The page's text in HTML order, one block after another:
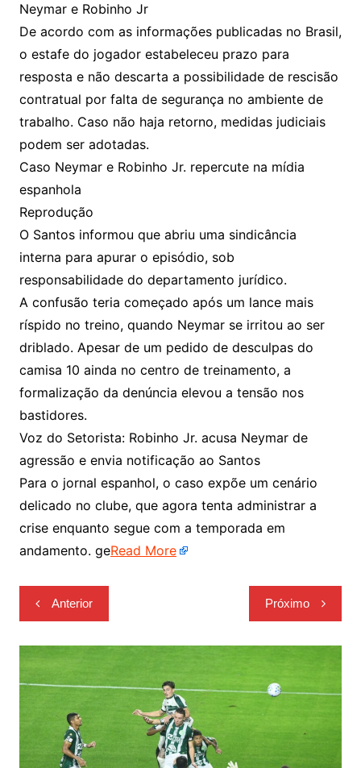
Neymar e Robinho Jr
De acordo com as informações publicadas no Brasil,
o estafe do jogador estabeleceu prazo para
resposta e não descarta a possibilidade de rescisão
contratual por falta de segurança no ambiente de
trabalho. Caso não haja retorno, medidas judiciais
podem ser adotadas.
Caso Neymar e Robinho Jr. repercute na mídia
espanhola
Reprodução
O Santos informou que abriu uma sindicância
interna para apurar o episódio, sob
responsabilidade do departamento jurídico.
A confusão teria começado após um lance mais
ríspido no treino, quando Neymar se irritou ao ser
driblado. Apesar de um pedido de desculpas do
camisa 10 ainda no centro de treinamento, a
formalização da denúncia elevou a tensão nos
bastidores.
Voz do Setorista: Robinho Jr. acusa Neymar de
agressão e envia notificação ao Santos
Para o jornal espanhol, o caso expõe um cenário
delicado no clube, que agora tenta administrar a
crise enquanto segue com a temporada em
andamento. geRead More
Navegação
de
Post
Anterior Próximo